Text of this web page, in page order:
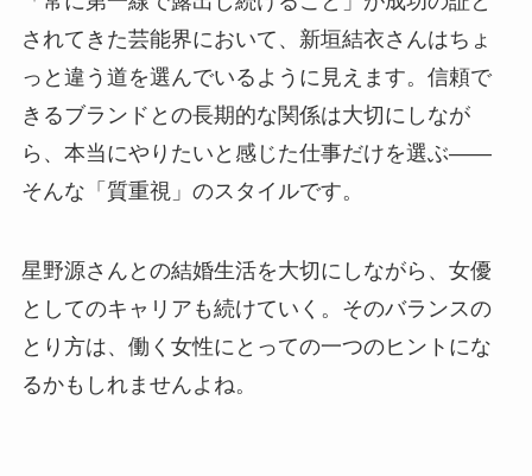
されてきた芸能界において、新垣結衣さんはちょ
っと違う道を選んでいるように見えます。信頼で
きるブランドとの長期的な関係は大切にしなが
ら、本当にやりたいと感じた仕事だけを選ぶ——
そんな「質重視」のスタイルです。
星野源さんとの結婚生活を大切にしながら、女優
としてのキャリアも続けていく。そのバランスの
とり方は、働く女性にとっての一つのヒントにな
るかもしれませんよね。